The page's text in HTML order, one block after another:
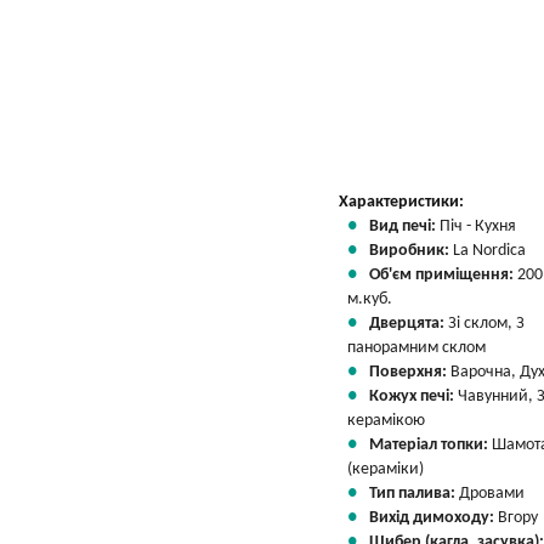
Характеристики:
Вид печі: Піч - Кухня
Виробник: La Nordica
Об'єм приміщення:
м.куб.
Дверцята: Зі склом, З
панорамним склом
Поверхня: Варочна,
Кожух печі: Чавунний, З
керамікою
Матеріал топки:
(кераміки)
Тип палива: Дровами
Вихід димоходу: Вгору